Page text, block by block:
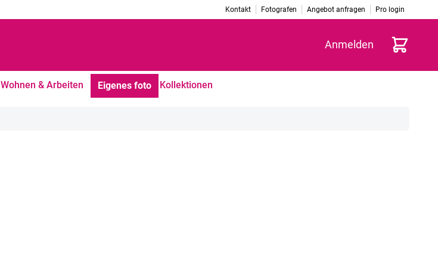
Kontakt Fotografen Angebot anfragen Pro login
Anmelden Warenkorb
Wohnen & Arbeiten Eigenes foto Kollektionen